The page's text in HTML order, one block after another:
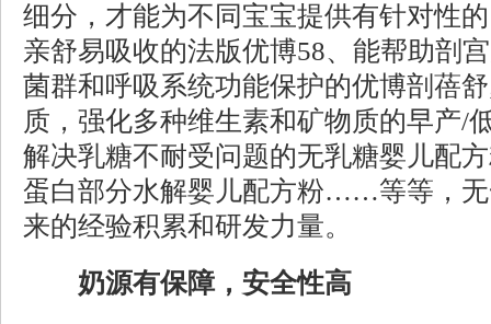
细分，才能为不同宝宝提供有针对性
亲舒易吸收的法版优博58、能帮助剖
菌群和呼吸系统功能保护的优博剖蓓
质，强化多种维生素和矿物质的早产/
解决乳糖不耐受问题的无乳糖婴儿配
蛋白部分水解婴儿配方粉……等等，
来的经验积累和研发力量。
奶源有保障，安全性高